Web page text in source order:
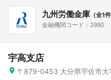
九州労働金庫 （全1件
金融機関コード：2990
宇高支店
〒879-0453 大分県宇佐市